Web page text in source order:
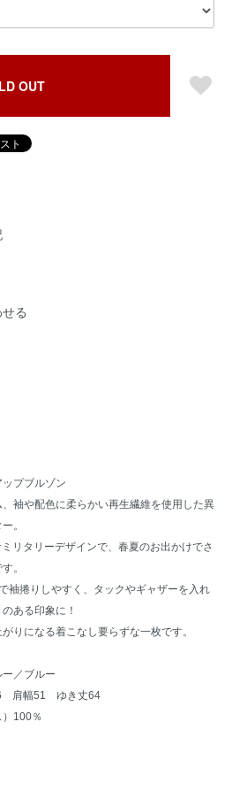
OUT
る
プブルゾン
袖や配色に柔らかい再生繊維を使用した異
。
リタリーデザインで、春夏のお出かけでさ
。
袖捲りしやすく、タックやギャザーを入れ
ある印象に！
りになる着こなし要らずな一枚です。
／ブルー
肩幅51 ゆき丈64
100％